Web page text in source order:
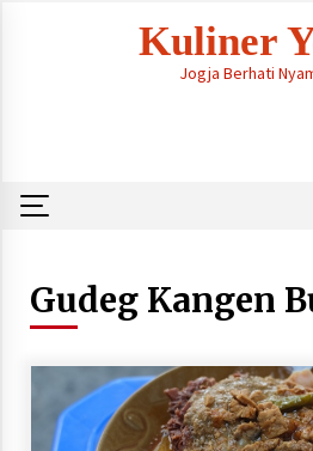
Kuliner
Jogja Berhati
Gudeg Kangen